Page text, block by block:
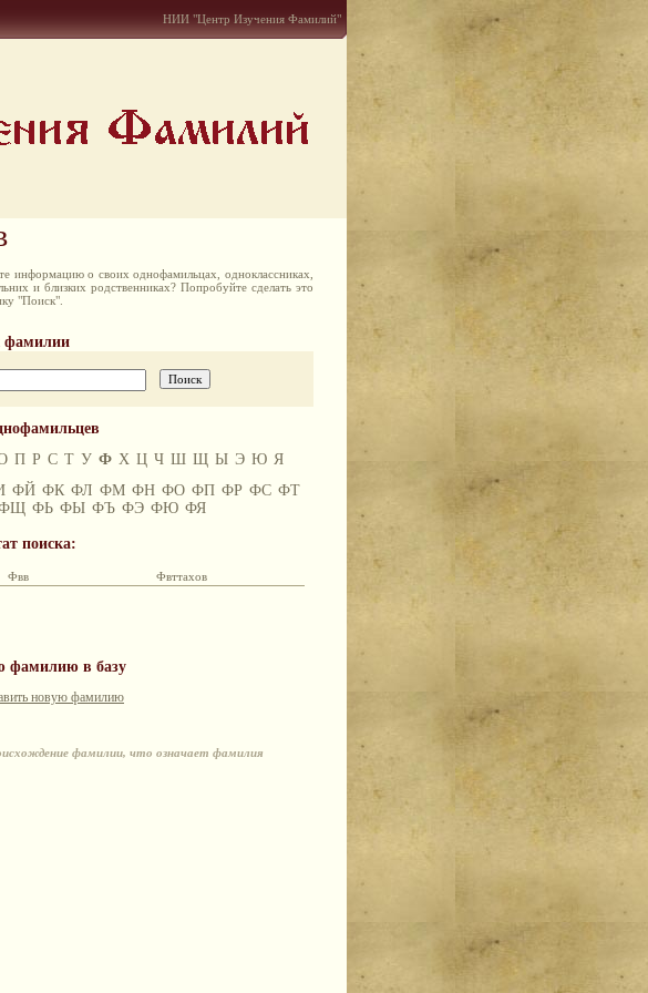
НИИ "Центр Изучения Фамилий"
информацию о своих однофамильцах, одноклассниках,
и близких родственниках? Попробуйте сделать это
"Поиск".
фамилии
П Р С Т У Ф Х Ц Ч Ш Щ Ы Э Ю Я
ФЙ ФК ФЛ ФМ ФН ФО ФП ФР ФС ФТ
ФЬ ФЫ ФЪ ФЭ ФЮ ФЯ
поиска:
Фвв
Фвттахов
фамилию в базу
новую фамилию
фамилии, что означает фамилия